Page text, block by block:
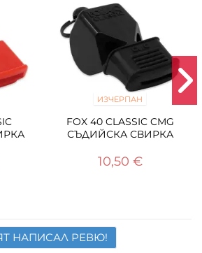
ИЗЧЕРПАН
FOX 40 CLASSIC CMG
СЪДИЙСКА СВИРКА
10,50 €
НАПИСАЛ РЕВЮ!